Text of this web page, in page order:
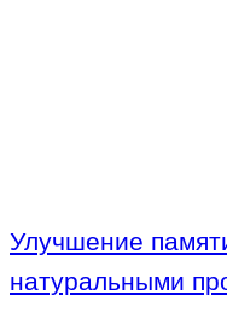
Улучшение
натуральными